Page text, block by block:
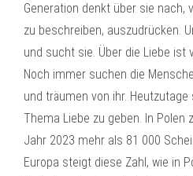
Generation denkt über sie nach,
zu beschreiben, auszudrücken.
und sucht sie. Über die Liebe ist
Noch immer suchen die
und träumen von ihr.
Thema Liebe zu geben. In Polen
Jahr 2023 mehr als 81 000
Europa steigt diese Zahl, wie in